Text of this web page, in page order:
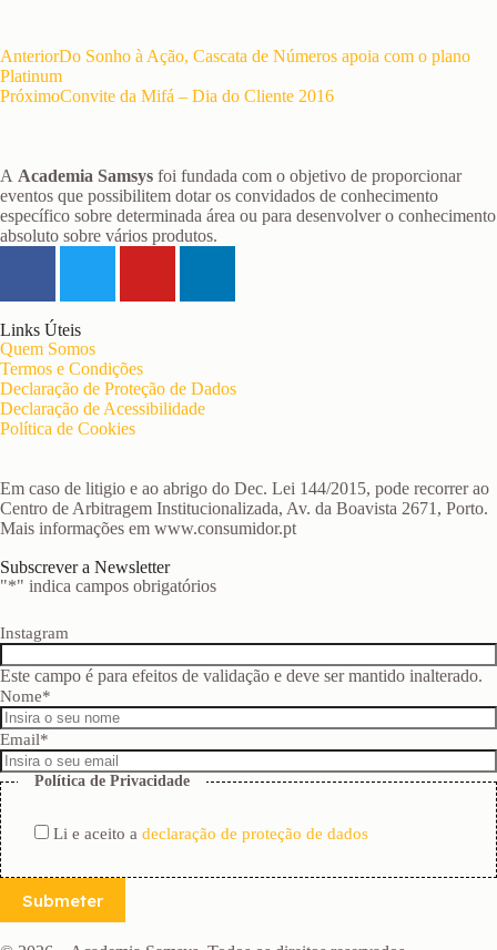
AnteriorDo Sonho à Ação, Cascata de Números apoia com o plano
Platinum
PróximoConvite da Mifá – Dia do Cliente 2016
A Academia Samsys foi fundada com o objetivo de proporcionar
eventos que possibilitem dotar os convidados de conhecimento
específico sobre determinada área ou para desenvolver o conhecimento
absoluto sobre vários produtos.
Links Úteis
Quem Somos
Termos e Condições
Declaração de Proteção de Dados
Declaração de Acessibilidade
Política de Cookies
Em caso de litigio e ao abrigo do Dec. Lei 144/2015, pode recorrer ao
Centro de Arbitragem Institucionalizada, Av. da Boavista 2671, Porto.
Mais informações em www.consumidor.pt
Subscrever a Newsletter
"*" indica campos obrigatórios
Instagram
Este campo é para efeitos de validação e deve ser mantido inalterado.
Nome*
Email*
Política de Privacidade
Li e aceito a declaração de proteção de dados
Submeter